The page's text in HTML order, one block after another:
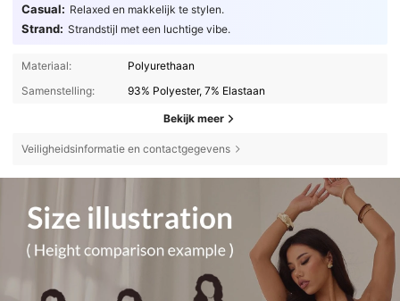
Casual: Relaxed en makkelijk te stylen.
Strand: Strandstijl met een luchtige vibe.
Materiaal:
Polyurethaan
Samenstelling:
93% Polyester, 7% Elastaan
Bekijk meer
Veiligheidsinformatie en contactgegevens